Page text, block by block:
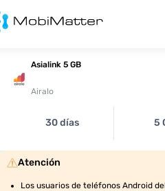
Asialink 5 GB
Airalo
30 días 5
Atención
Los usuarios de teléfonos Android